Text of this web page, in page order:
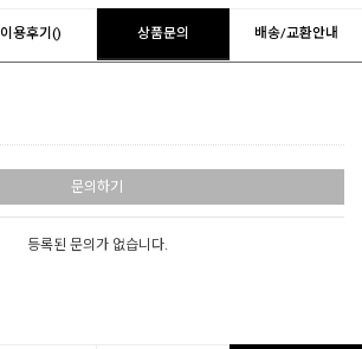
이용후기() 상품문의 배송/교환안내
문의하기
등록된 문의가 없습니다.